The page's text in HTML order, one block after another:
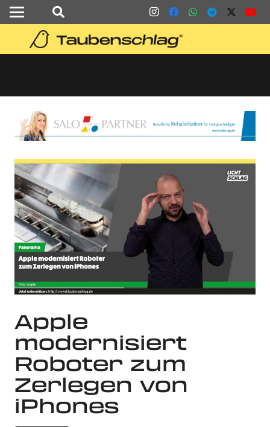
Apple
modernisiert
Roboter zum
Zerlegen von
iPhones